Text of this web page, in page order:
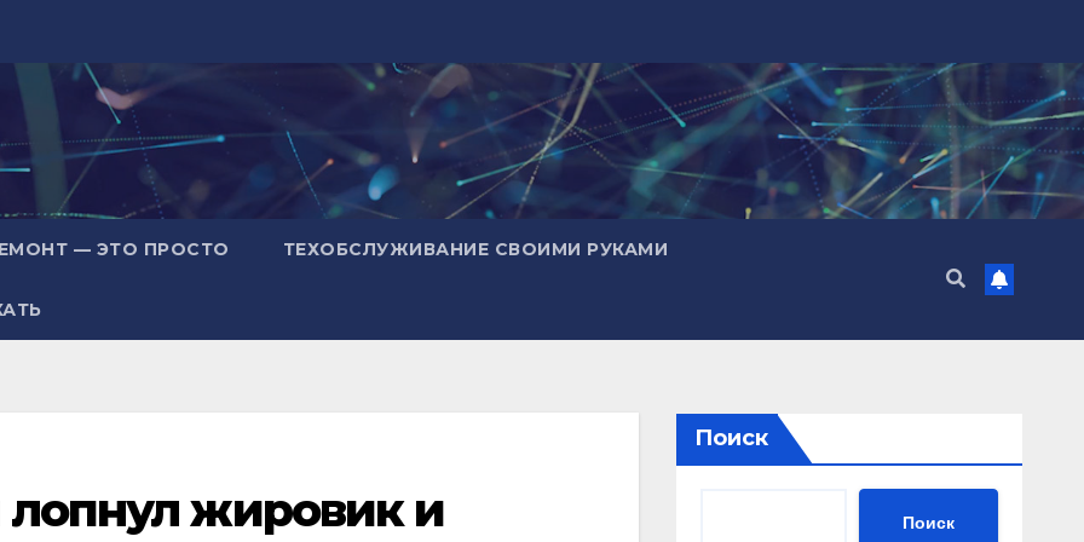
— ЭТО ПРОСТО ТЕХОБСЛУЖИВАНИЕ СВОИМИ РУКАМИ
лопнул жировик и
Поиск
Поиск